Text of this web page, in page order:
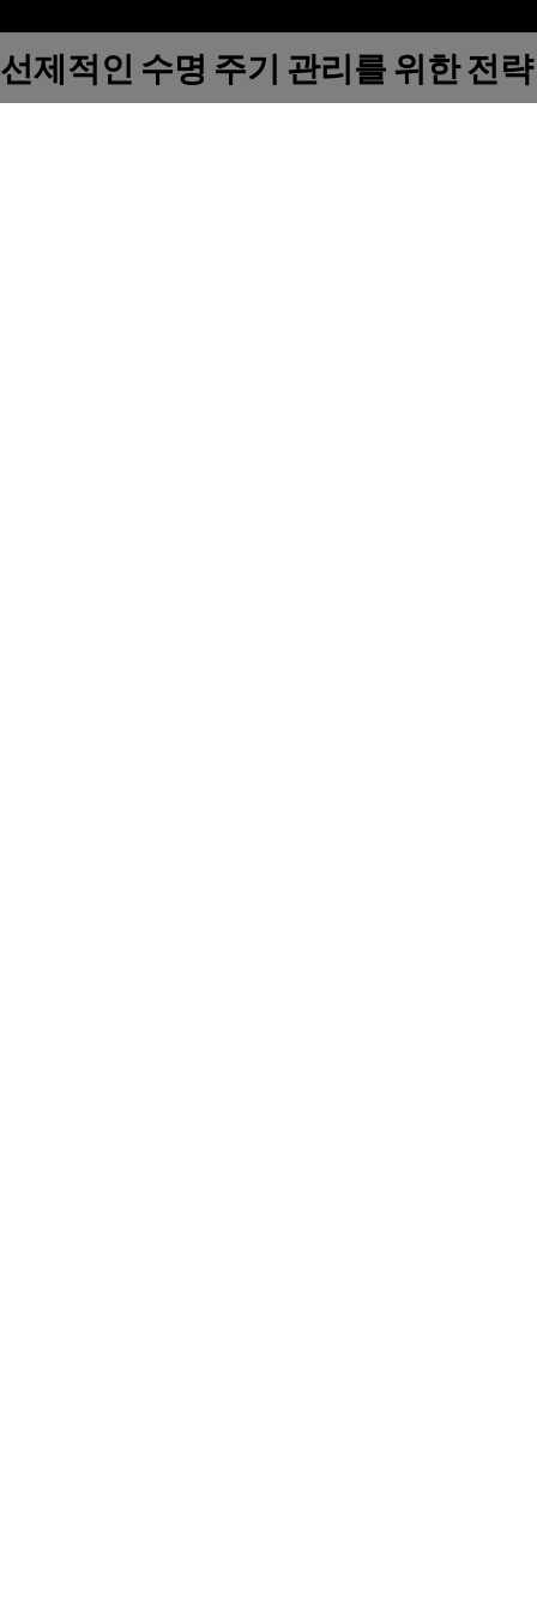
선제적인 수명 주기 관리를 위한 전략